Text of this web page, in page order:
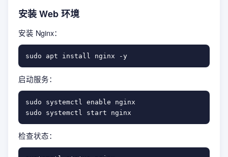
安装 Web 环境
安装 Nginx：
启动服务：
sudo systemctl enable nginx
检查状态：